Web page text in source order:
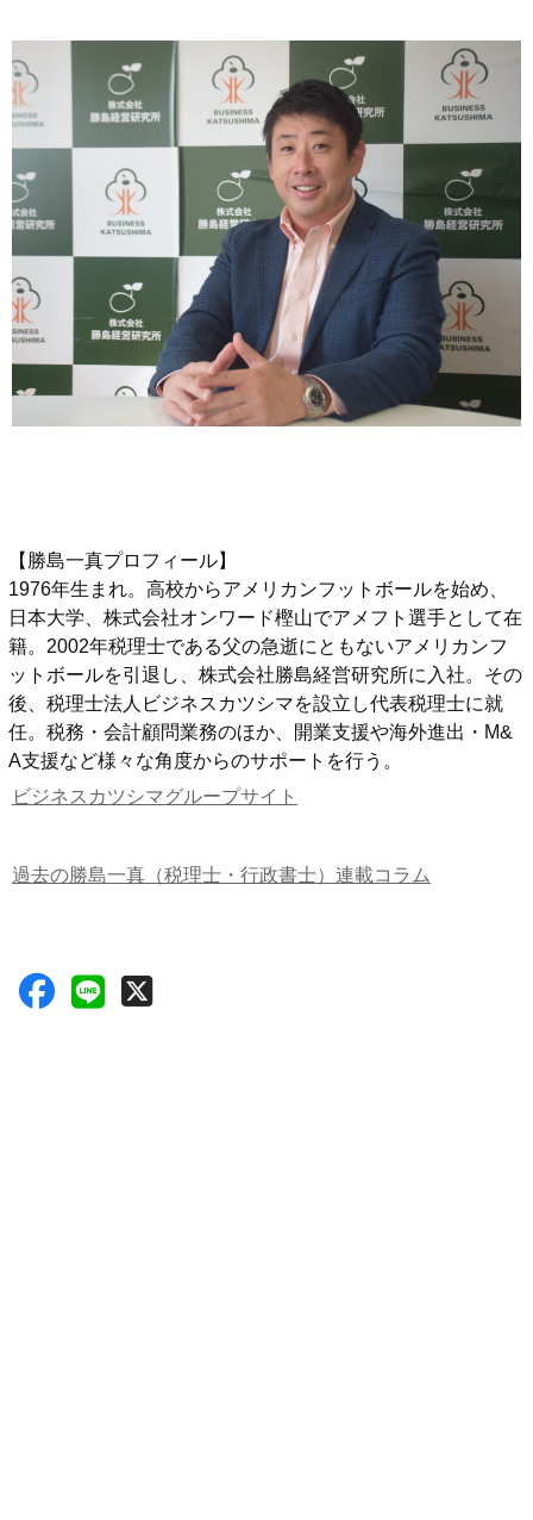
【勝島一真プロフィール】
1976年生まれ。高校からアメリカンフットボールを始め、
日本大学、株式会社オンワード樫山でアメフト選手として在
籍。2002年税理士である父の急逝にともないアメリカンフ
ットボールを引退し、株式会社勝島経営研究所に入社。その
後、税理士法人ビジネスカツシマを設立し代表税理士に就
任。税務・会計顧問業務のほか、開業支援や海外進出・M&
A支援など様々な角度からのサポートを行う。
ビジネスカツシマグループサイト
過去の勝島一真（税理士・行政書士）連載コラム